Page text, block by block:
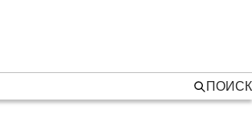
ПОИСК